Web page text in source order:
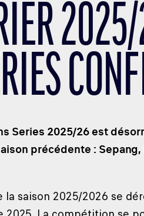
Series 2025/26 est
précédente : Sepang,
la saison 2025/2026 se